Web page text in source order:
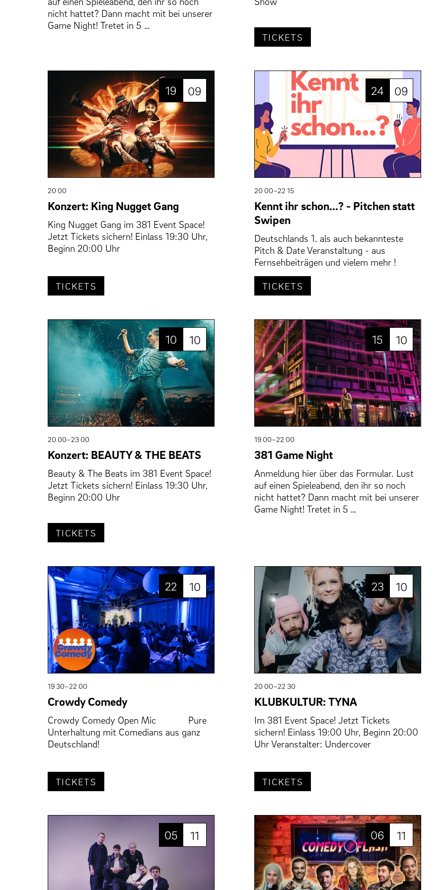
nicht hattet? Dann macht mit bei unserer
Game Night! Tretet in 5 …
TICKETS
19 09
20 00
Konzert: King Nugget Gang
King Nugget Gang im 381 Event Space!
Jetzt Tickets sichern! Einlass 19:30 Uhr,
Beginn 20:00 Uhr
TICKETS
24 09
20 00–22 15
Kennt ihr schon...? - Pitchen statt
Swipen
Deutschlands 1. als auch bekannteste
Pitch & Date Veranstaltung - aus
Fernsehbeiträgen und vielem mehr !
TICKETS
10 10
20 00–23 00
Konzert: BEAUTY & THE BEATS
Beauty & The Beats im 381 Event Space!
Jetzt Tickets sichern! Einlass 19:30 Uhr,
Beginn 20:00 Uhr
TICKETS
15 10
19 00–22 00
381 Game Night
Anmeldung hier über das Formular. Lust
auf einen Spieleabend, den ihr so noch
nicht hattet? Dann macht mit bei unserer
Game Night! Tretet in 5 …
22 10
19 30–22 00
Crowdy Comedy
Crowdy Comedy Open Mic Pure
Unterhaltung mit Comedians aus ganz
Deutschland!
TICKETS
23 10
20 00–22 30
KLUBKULTUR: TYNA
Im 381 Event Space! Jetzt Tickets
sichern! Einlass 19:00 Uhr, Beginn 20:00
Uhr Veranstalter: Undercover
TICKETS
05 11 06 11